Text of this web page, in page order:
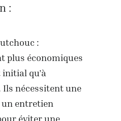
:
:
plus économiques
qu’à
nécessitent une
entretien
éviter une